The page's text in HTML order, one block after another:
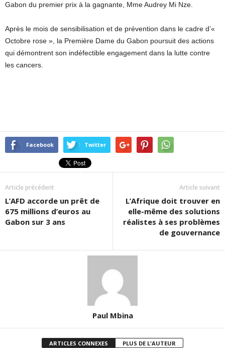
Gabon du premier prix à la gagnante, Mme Audrey Mi Nze.
Après le mois de sensibilisation et de prévention dans le cadre d’«
Octobre rose », la Première Dame du Gabon poursuit des actions
qui démontrent son indéfectible engagement dans la lutte contre
les cancers.
Facebook Twitter
Article précédent
L’AFD accorde un prêt de
675 millions d’euros au
Gabon sur 3 ans
Article suivant
L’Afrique doit trouver en
elle-même des solutions
réalistes à ses problèmes
de gouvernance
Paul Mbina
ARTICLES CONNEXES PLUS DE L'AUTEUR